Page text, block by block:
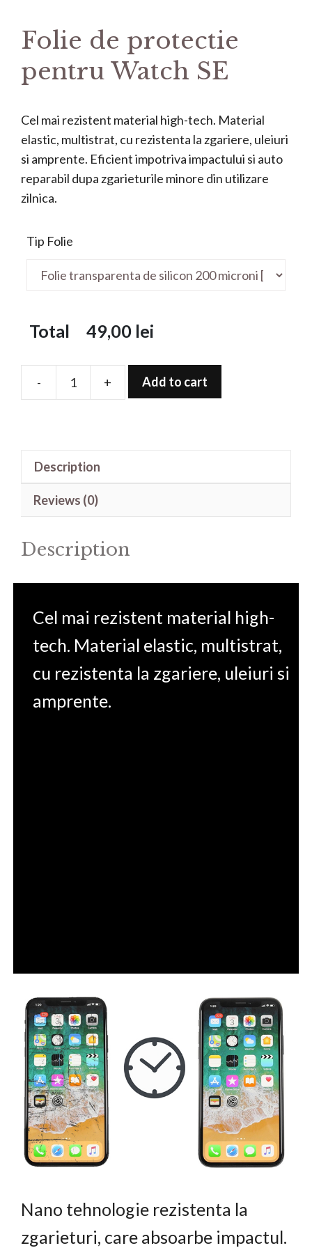
Folie de protectie
pentru Watch SE
Cel mai rezistent material high-tech. Material
elastic, multistrat, cu rezistenta la zgariere, uleiuri
si amprente. Eficient impotriva impactului si auto
reparabil dupa zgarieturile minore din utilizare
zilnica.
Tip Folie
Total 49,00 lei
-
Folie
+ Add to cart
Description
Reviews (0)
Description
Cel mai rezistent material high-
tech. Material elastic, multistrat,
cu rezistenta la zgariere, uleiuri si
amprente.
Nano tehnologie rezistenta la
zgarieturi, care absoarbe impactul.